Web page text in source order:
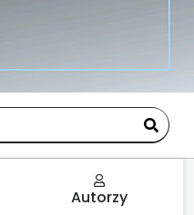
Autorzy